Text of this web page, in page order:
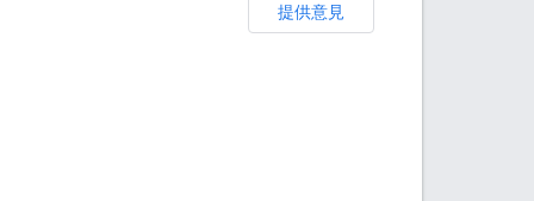
提供意見